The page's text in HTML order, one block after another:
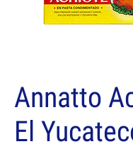
Annatto
El